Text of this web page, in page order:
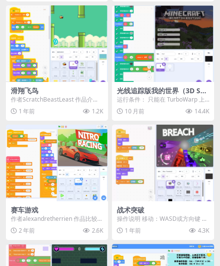
滑翔飞鸟
作者ScratchBeastLeast 作品介
绍： 🕊️ 经典复刻，全新挑战！ ...
1 年前 1.2K
光线追踪版我的世界（3D Scr
atch重制）
运行条件： 只能在 TurboWarp 上
运行 必须开启 Turbo Mode ...
10 月前 14.4K
赛车游戏
作者alexandretherrien 作品比较
大，耐心等待加载… ...
2 年前 2.6K
战术突破
操作说明 ​​移动​​：WASD或方向键 ​​使
用技能​​：空格键 ​​拾取​​...
1 年前 4.3K